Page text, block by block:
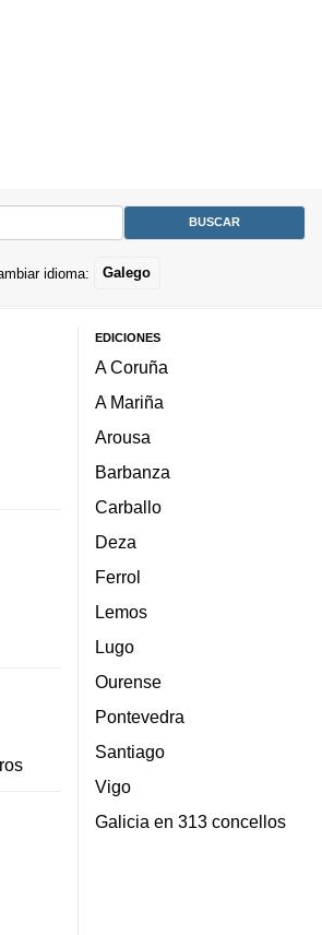
idioma: Galego
EDICIONES
A Coruña
A Mariña
Arousa
Barbanza
Carballo
Deza
Ferrol
Lemos
Lugo
Ourense
Pontevedra
Santiago
Vigo
Galicia en 313 concellos